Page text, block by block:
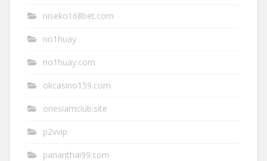
niseko168bet.com
no1huay
no1huay.com
okcasino159.com
onesiamclub.site
p2vvip
pananthai99.com